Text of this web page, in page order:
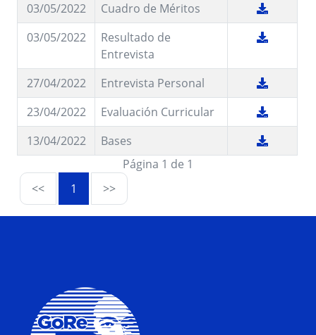
03/05/2022
Cuadro de Méritos
03/05/2022
Resultado de
Entrevista
27/04/2022
Entrevista Personal
23/04/2022
Evaluación Curricular
13/04/2022
Bases
Página 1 de 1
<<
1 >>